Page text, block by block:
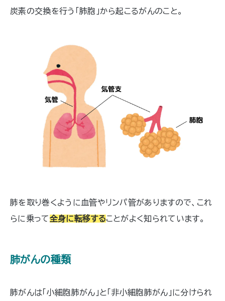
炭素の交換を行う「肺胞」から起こるがんのこと。
肺を取り巻くように血管やリンパ管がありますので、これ
らに乗って全身に転移することがよく知られています。
肺がんの種類
肺がんは「小細胞肺がん」と「非小細胞肺がん」に分けられ